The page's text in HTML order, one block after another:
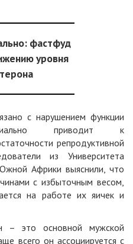
фастфуд
уровня
с нарушением функции
приводит к
репродуктивной
из Университета
Африки выяснили , что
с избыточным весом,
на работе их яичек и
– этоосновной мужской
всего он ассоциируется с